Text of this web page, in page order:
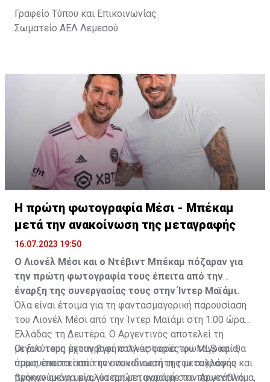
Γραφείο Τύπου και Επικοινωνίας
Σωματείο ΑΕΛ Λεμεσού
Η πρώτη φωτογραφία Μέσι - Μπέκαμ
μετά την ανακοίνωση της μεταγραφής
16.07.2023 19:50
Ο Λιονέλ Μέσι και ο Ντέβιντ Μπέκαμ πόζαραν για
την πρώτη φωτογραφία τους έπειτα από την
έναρξη της συνεργασίας τους στην Ίντερ Μαϊάμι.
Όλα είναι έτοιμα για τη φαντασμαγορική παρουσίαση
του Λιονέλ Μέσι από την Ίντερ Μαϊάμι στη 1:00 ώρα
Ελλάδας τη Δευτέρα. Ο Αργεντινός αποτελεί τη
μεγαλύτερη μεταγραφή στην ιστορία του MLS και θα
παρουσιαστεί από τον συνιδιοκτήτη του συλλόγου και
προηγούμενη μεγαλύτερη μεταγραφή στο πρωτάθλημα,
Οι δυο τους έχουν βγει πολλές φορές φωτογραφία,
όμως έπειτα από την ανακοίνωση της μεταγραφής
βγήκαν ακόμα μία, για πρώτη φορά με τον Αργεντινό